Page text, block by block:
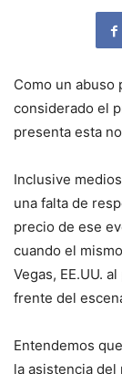
Como un abuso
considerado el
presenta esta
Inclusive
una falta de
precio de ese
cuando el
Vegas, EE.UU.
frente del
Entendemos
la asistencia del